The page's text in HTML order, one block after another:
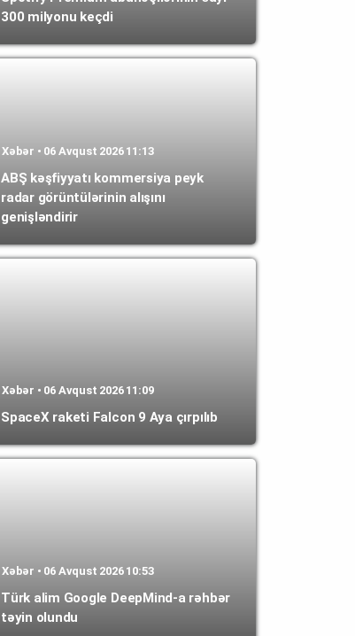
300 milyonu keçdi
Xəbər • 06 Avqust 2026 11:13
ABŞ kəşfiyyatı kommersiya peyk
radar görüntülərinin alışını
genişləndirir
Xəbər • 06 Avqust 2026 11:09
SpaceX raketi Falcon 9 Aya çırpılıb
Xəbər • 06 Avqust 2026 10:53
Türk alim Google DeepMind-a rəhbər
təyin olundu